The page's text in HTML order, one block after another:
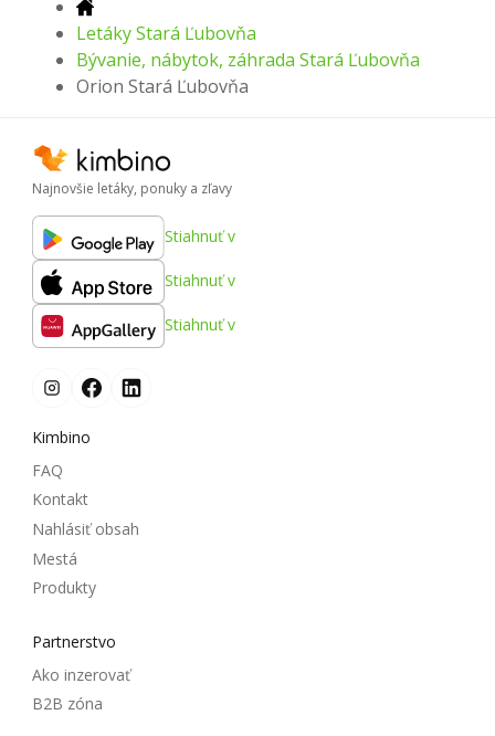
Letáky Stará Ľubovňa
Bývanie, nábytok, záhrada Stará Ľubovňa
Orion Stará Ľubovňa
Najnovšie letáky, ponuky a zľavy
Stiahnuť v
Stiahnuť v
Stiahnuť v
Kimbino
FAQ
Kontakt
Nahlásiť obsah
Mestá
Produkty
Partnerstvo
Ako inzerovať
B2B zóna